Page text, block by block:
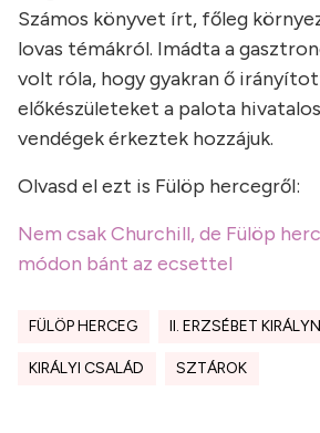
Számos könyvet írt, főleg
lovas témákról. Imádta a
volt róla, hogy gyakran ő
előkészületeket a palota
vendégek érkeztek hozzájuk.
Olvasd el ezt is Fülöp hercegről:
Nem csak Churchill, de Fülöp
módon bánt az ecsettel
FÜLÖP HERCEG II. ERZSÉBET
KIRÁLYI CSALÁD SZTÁROK